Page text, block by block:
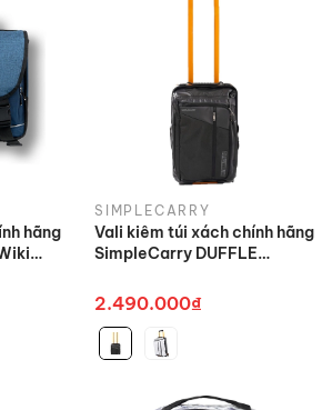
hãng
SIMPLECARRY
Vali kiêm túi xách chính hãng
SimpleCarry DUFFLE
2.490.000₫